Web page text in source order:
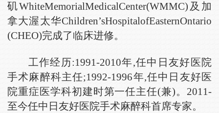
矶WhiteMemorialMedicalCenter(WMMC)及加
拿大渥太华Children’sHospitalofEasternOntario
(CHEO)完成了临床进修。
工作经历:1991-2010年,任中日友好医院
手术麻醉科主任;1992-1996年,任中日友好医
院重症医学科初建时第一任主任(兼)。2011-
至今任中日友好医院手术麻醉科首席专家。